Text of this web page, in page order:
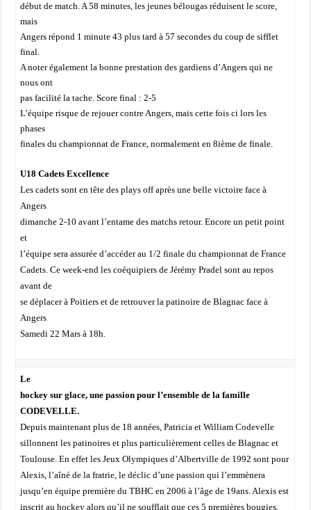
début de match. A 58 minutes, les jeunes bélougas réduisent le score,
mais
Angers répond 1 minute 43 plus tard à 57 secondes du coup de sifflet
final.
A noter également la bonne prestation des gardiens d’Angers qui ne
nous ont
pas facilité la tache. Score final : 2-5
L’équipe risque de rejouer contre Angers, mais cette fois ci lors les
phases
finales du championnat de France, normalement en 8ième de finale.
U18 Cadets Excellence
Les cadets sont en tête des plays off après une belle victoire face à
Angers
dimanche 2-10 avant l’entame des matchs retour. Encore un petit point
et
l’équipe sera assurée d’accéder au 1/2 finale du championnat de France
Cadets. Ce week-end les coéquipiers de Jérémy Pradel sont au repos
avant de
se déplacer à Poitiers et de retrouver la patinoire de Blagnac face à
Angers
Samedi 22 Mars à 18h.
Le
hockey sur glace, une passion pour l’ensemble de la famille
CODEVELLE.
Depuis maintenant plus de 18 années, Patricia et William Codevelle
sillonnent les patinoires et plus particulièrement celles de Blagnac et
Toulouse. En effet les Jeux Olympiques d’Albertville de 1992 sont pour
Alexis, l’aîné de la fratrie, le déclic d’une passion qui l’emmènera
jusqu’en équipe première du TBHC en 2006 à l’âge de 19ans. Alexis est
inscrit au hockey alors qu’il ne soufflait que ces 5 premières bougies.